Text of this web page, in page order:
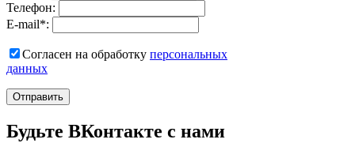
Телефон:
E-mail*:
Согласен на обработку персональныx
данных
Отправить
Будьте ВКонтакте с нами